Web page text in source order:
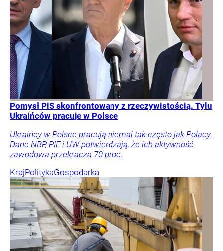
Pomysł PiS skonfrontowany z rzeczywistością. Tylu
Ukraińców pracuje w Polsce
Ukraińcy w Polsce pracują niemal tak często jak Polacy.
Dane NBP, PIE i UW potwierdzają, że ich aktywność
zawodowa przekracza 70 proc.
KrajPolitykaGospodarka